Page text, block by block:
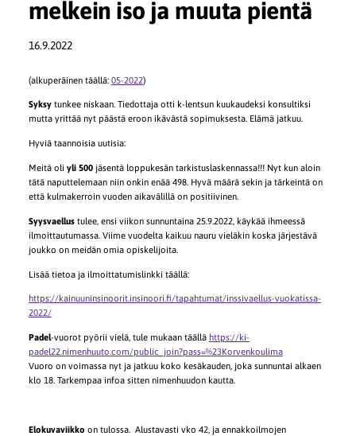
melkein iso ja muuta pientä
16.9.2022
(alkuperäinen täällä: 05-2022)
Syksy tunkee niskaan. Tiedottaja otti k-lentsun kuukaudeksi konsultiksi
mutta yrittää nyt päästä eroon ikävästä sopimuksesta. Elämä jatkuu.
Hyviä taannoisia uutisia:
Meitä oli yli 500 jäsentä loppukesän tarkistuslaskennassa!!! Nyt kun aloin
tätä naputtelemaan niin onkin enää 498. Hyvä määrä sekin ja tärkeintä on
että kulmakerroin vuoden aikavälillä on positiivinen.
Syysvaellus tulee, ensi viikon sunnuntaina 25.9.2022, käykää ihmeessä
ilmoittautumassa. Viime vuodelta kaikuu nauru vieläkin koska järjestävä
joukko on meidän omia opiskelijoita.
Lisää tietoa ja ilmoittatumislinkki täällä:
https://kainuuninsinoorit.insinoori.fi/tapahtumat/inssivaellus-vuokatissa-
2022/
Padel-vuorot pyörii vielä, tule mukaan täällä https://ki-
padel22.nimenhuuto.com/public_join?pass=%23Korvenkoulima
Vuoro on voimassa nyt ja jatkuu koko kesäkauden, joka sunnuntai alkaen
klo 18. Tarkempaa infoa sitten nimenhuudon kautta.
Elokuvaviikko on tulossa. Alustavasti vko 42, ja ennakkoilmojen